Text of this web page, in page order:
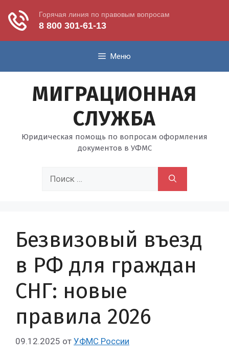
содержимому
Меню
МИГРАЦИОННАЯ
СЛУЖБА
Юридическая помощь по вопросам оформления
документов в УФМС
Безвизовый въезд
в РФ для граждан
СНГ: новые
правила 2026
09.12.2025 от УФМС России